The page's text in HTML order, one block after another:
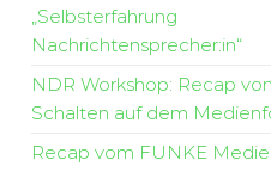
„Selbsterfahrung
Nachrichtensprecher:in“
NDR Workshop: Recap
Schalten auf dem
Recap vom FUNKE